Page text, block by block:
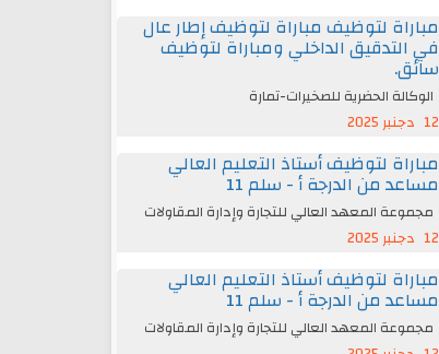
مباراة لتوظيف مباراة لتوظيف إطار عال
في التدقيق الداخلي ومباراة لتوظيف
سائق.
الوكالة الحضرية للصخيرات-تمارة
12 دجنبر 2025
مباراة لتوظيف أستاذ التعليم العالي
مساعد من الدرجة أ - سلم 11
مجموعة المعهد العالي للتجارة وإدارة المقاولات
12 دجنبر 2025
مباراة لتوظيف أستاذ التعليم العالي
مساعد من الدرجة أ - سلم 11
مجموعة المعهد العالي للتجارة وإدارة المقاولات